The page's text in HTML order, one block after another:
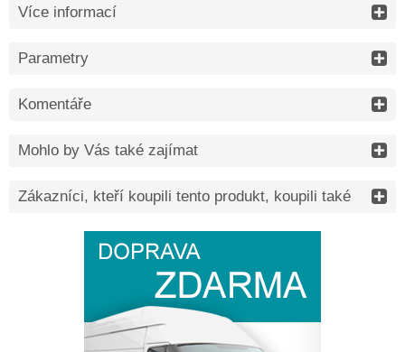
Více informací
Parametry
Komentáře
Mohlo by Vás také zajímat
Zákazníci, kteří koupili tento produkt, koupili také